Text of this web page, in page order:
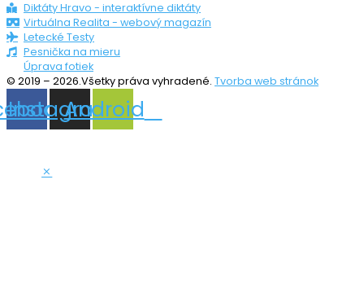
Diktáty Hravo - interaktívne diktáty
Virtuálna Realita - webový magazín
Letecké Testy
Pesnička na mieru
Úprava fotiek
© 2019 – 2026.Všetky práva vyhradené. Tvorba web stránok
Instagram
Android